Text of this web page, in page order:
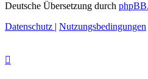
Deutsche Übersetzung durch
Datenschutz | Nutzungsbedingungen